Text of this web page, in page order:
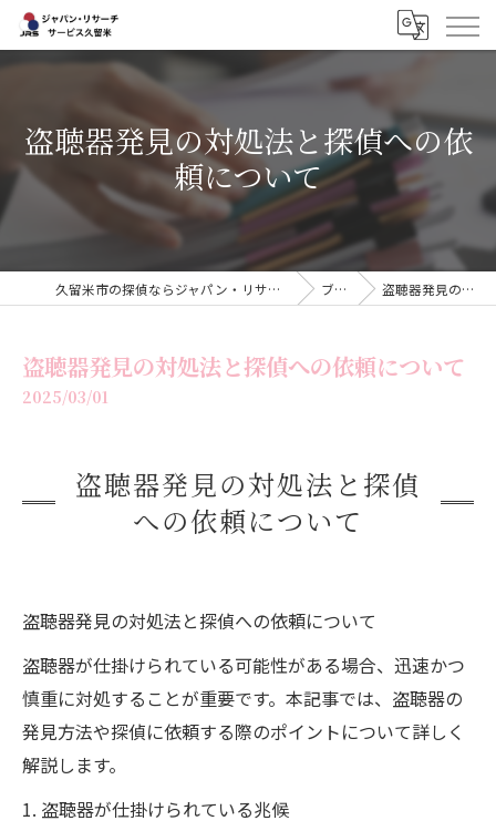
盗聴器発見の対処法と探偵への依
頼について
久留米市の探偵ならジャパン・リサーチサービス久留米 ブログ 盗聴器発見の対処法…
盗聴器発見の対処法と探偵への依頼について
2025/03/01
盗聴器発見の対処法と探偵
への依頼について
盗聴器発見の対処法と探偵への依頼について
盗聴器が仕掛けられている可能性がある場合、迅速かつ
慎重に対処することが重要です。本記事では、盗聴器の
発見方法や探偵に依頼する際のポイントについて詳しく
解説します。
1. 盗聴器が仕掛けられている兆候